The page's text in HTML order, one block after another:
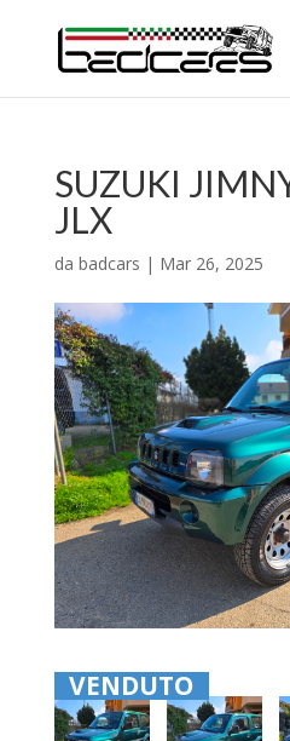
SUZUKI
JLX
da badcars | Mar 26, 2025
VENDUTO